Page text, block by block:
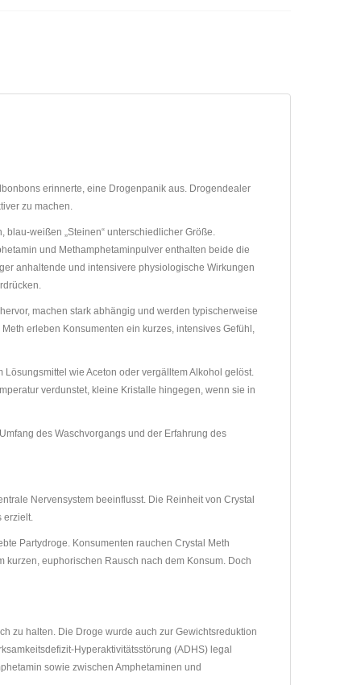
erinnerte, eine Drogenpanik aus. Drogendealer
zu machen.
weißen „Steinen“ unterschiedlicher Größe.
und Methamphetaminpulver enthalten beide die
anhaltende und intensivere physiologische Wirkungen
machen stark abhängig und werden typischerweise
erleben Konsumenten ein kurzes, intensives Gefühl,
wie Aceton oder vergälltem Alkohol gelöst.
verdunstet, kleine Kristalle hingegen, wenn sie in
des Waschvorgangs und der Erfahrung des
Nervensystem beeinflusst. Die Reinheit von Crystal
Partydroge. Konsumenten rauchen Crystal Meth
euphorischen Rausch nach dem Konsum. Doch
zu halten. Die Droge wurde auch zur Gewichtsreduktion
Hyperaktivitätsstörung (ADHS) legal
sowie zwischen Amphetaminen und